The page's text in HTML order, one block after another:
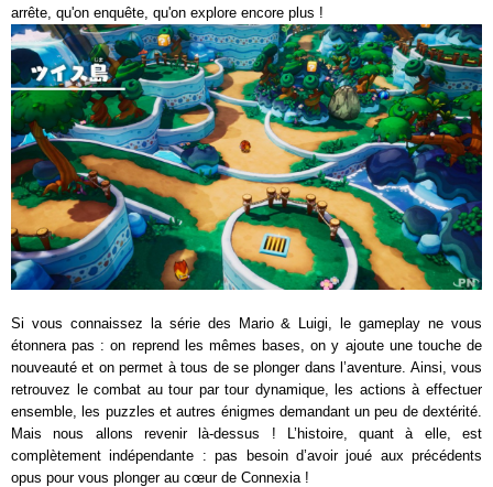
arrête, qu'on enquête, qu'on explore encore plus !
Si vous connaissez la série des Mario & Luigi, le gameplay ne vous
étonnera pas : on reprend les mêmes bases, on y ajoute une touche de
nouveauté et on permet à tous de se plonger dans l’aventure. Ainsi, vous
retrouvez le combat au tour par tour dynamique, les actions à effectuer
ensemble, les puzzles et autres énigmes demandant un peu de dextérité.
Mais nous allons revenir là-dessus ! L’histoire, quant à elle, est
complètement indépendante : pas besoin d’avoir joué aux précédents
opus pour vous plonger au cœur de Connexia !